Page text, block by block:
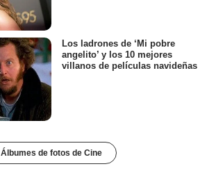
Los ladrones de ‘Mi pobre
angelito’ y los 10 mejores
villanos de películas navideñas
Álbumes de fotos de Cine